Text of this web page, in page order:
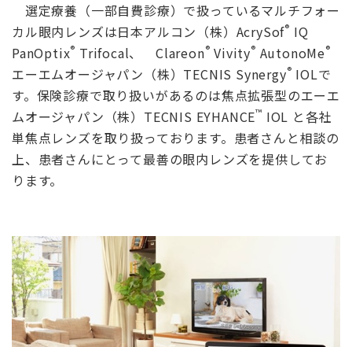
選定療養（一部自費診療）で扱っているマルチフォー
カル眼内レンズは日本アルコン（株）AcrySof® IQ
PanOptix® Trifocal、 Clareon® Vivity® AutonoMe®
エーエムオージャパン（株）TECNIS Synergy® IOLで
す。保険診療で取り扱いがあるのは焦点拡張型のエーエ
ムオージャパン（株）TECNIS EYHANCE™ IOL と各社
単焦点レンズを取り扱っております。患者さんと相談の
上、患者さんにとって最善の眼内レンズを提供してお
ります。